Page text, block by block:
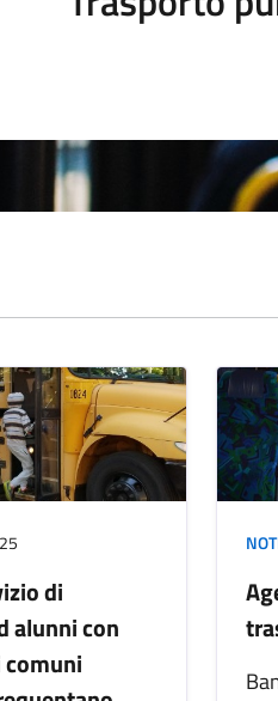
di
alunni con